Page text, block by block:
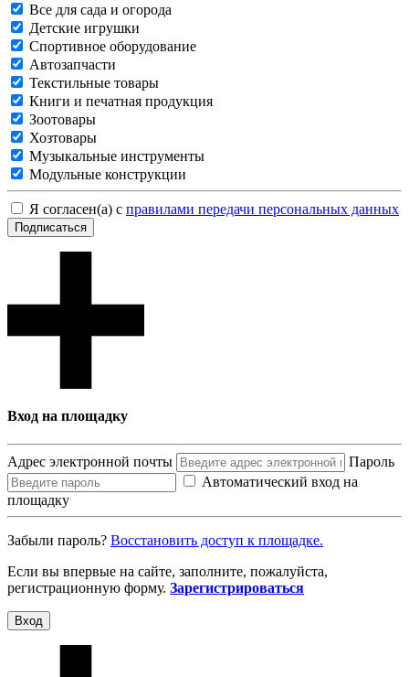
Все для сада и огорода
Детские игрушки
Спортивное оборудование
Автозапчасти
Текстильные товары
Книги и печатная продукция
Зоотовары
Хозтовары
Музыкальные инструменты
Модульные конструкции
Я согласен(а) с правилами передачи персональных данных
Подписаться
Вход на площадку
Адрес электронной почты
Пароль
Автоматический вход на
площадку
Забыли пароль? Восcтановить доступ к площадке.
Если вы впервые на сайте, заполните, пожалуйста,
регистрационную форму. Зарегистрироваться
Вход